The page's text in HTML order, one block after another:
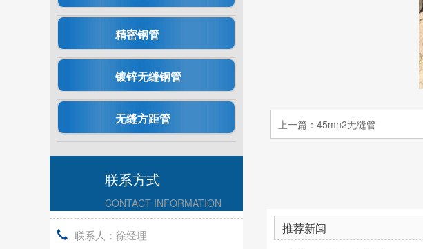
精密钢管
镀锌无缝钢管
无缝方距管
联系方式
CONTACT INFORMATION
联系人：徐经理
上一篇：45mn2无缝管
推荐新闻